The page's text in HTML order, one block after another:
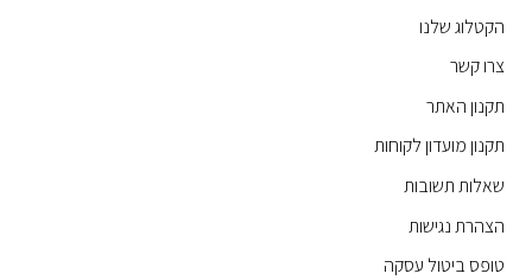
הקטלוג שלנו
צרו קשר
תקנון האתר
תקנון מועדון לקוחות
שאלות תשובות
הצהרת נגישות
טופס ביטול עסקה